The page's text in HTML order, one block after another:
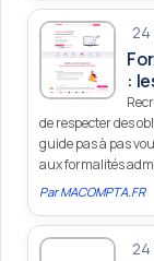
24
:
de respecter des
guide pas à pas
aux formalités
ParMACOMPTA.FR
24